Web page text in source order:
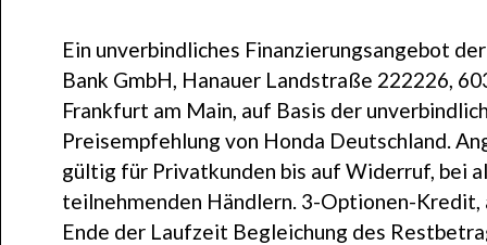
Ein unverbindliches Finanzierungsangebot
Bank GmbH, Hanauer Landstraße 222226,
Frankfurt am Main, auf Basis der
Preisempfehlung von Honda Deutschland.
gültig für Privatkunden bis auf Widerruf, bei
teilnehmenden Händlern. 3-Optionen-Kredit,
Ende der Laufzeit Begleichung des